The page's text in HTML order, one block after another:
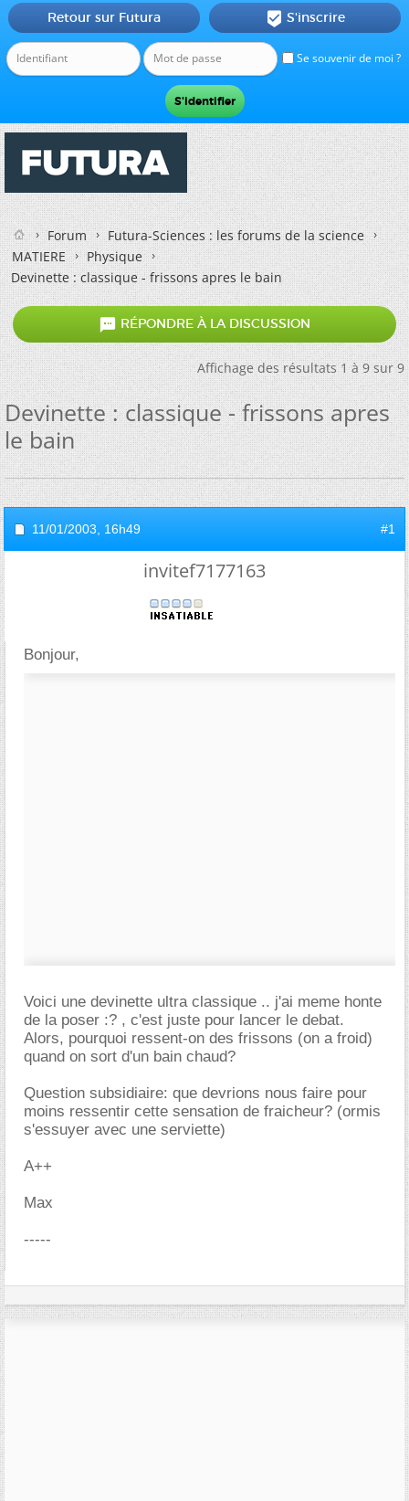
Se souvenir de moi ?
Retour sur Futura  S'inscrire
Forum
Futura-Sciences : les forums de la science
MATIERE
Physique
Devinette : classique - frissons apres le bain
 RÉPONDRE À LA DISCUSSION
Affichage des résultats 1 à 9 sur 9
Devinette : classique - frissons apres
le bain
11/01/2003, 16h49 #1
invitef7177163
Bonjour,
Voici une devinette ultra classique .. j'ai meme honte
de la poser :? , c'est juste pour lancer le debat.
Alors, pourquoi ressent-on des frissons (on a froid)
quand on sort d'un bain chaud?
Question subsidiaire: que devrions nous faire pour
moins ressentir cette sensation de fraicheur? (ormis
s'essuyer avec une serviette)
A++
Max
-----